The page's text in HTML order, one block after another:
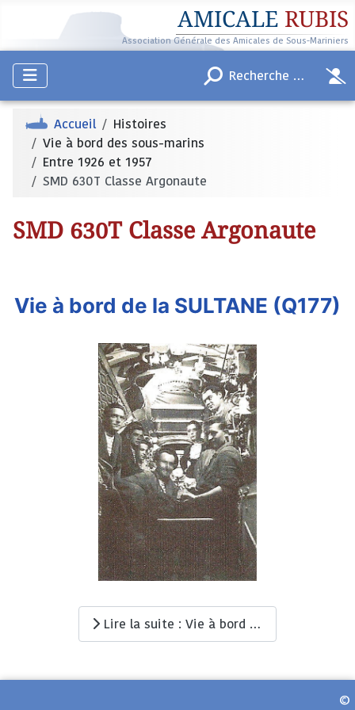
AMICALE RUBIS
Association Générale des Amicales de Sous-Mariniers
Accueil
Histoires
Vie à bord des sous-marins
Entre 1926 et 1957
SMD 630T Classe Argonaute
SMD 630T Classe Argonaute
Vie à bord de la SULTANE (Q177)
Lire la suite : Vie à bord de la SULTANE (Q177)
©